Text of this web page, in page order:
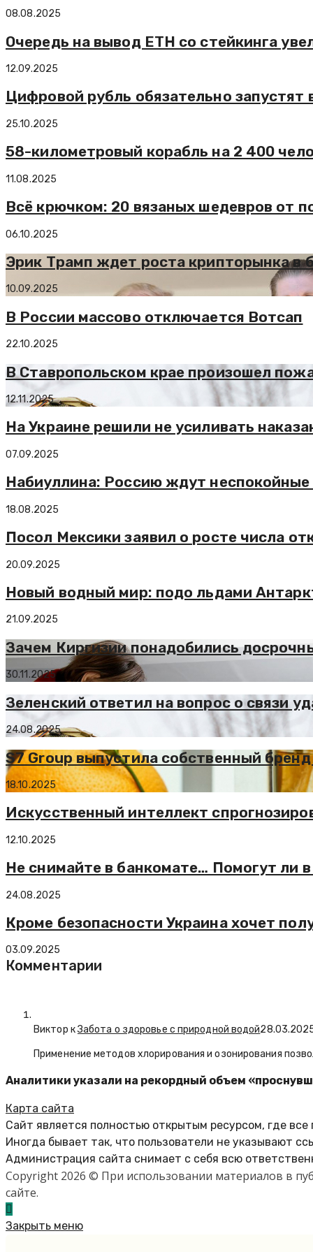
08.08.2025
Очередь на вывод ETH со стейкинга
12.09.2025
Цифровой рубль обязательно запустят
25.10.2025
58-километровый корабль на 2 400
11.08.2025
Всё крючком: 20 вязаных шедевров от
06.10.2025
Эрик Трамп ждет роста крипторынка в
10.09.2025
В России массово отключается Вотсап
22.10.2025
В Ставропольском крае произошел
12.11.2025
На Украине решили не усиливать
07.09.2025
Набиуллина: Россию ждут
18.08.2025
Посол Мексики заявил о росте числа
20.09.2025
Новый водный мир: подо льдами
21.09.2025
Зачем Киргизии понадобились
30.11.2025
Зеленский ответил на вопрос о связи
24.08.2025
S7 Group выпустила собственный
18.10.2025
Искусственный интеллект
12.10.2025
Не снимайте в банкомате… Помогут ли
24.08.2025
Кроме безопасности Украина хочет
03.09.2025
Комментарии
Виктор кЗабота о здоровье с природной водой
Применение методов хлорирования и озонирования
Аналитики указали на рекордный объем
Карта сайта
Сайт является полностью открытым ресурсом, где
Иногда бывает так, что пользователи не указывают
Администрация сайта снимает с себя всю
Copyright 2026 © При использовании материалов в
сайте.
Закрыть меню